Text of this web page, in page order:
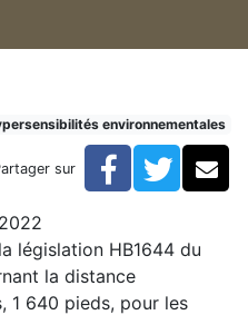
hypersensible
médecin
environnementales
sur Facebook
législation HB1644 du
la distance
1 640 pieds, pour les